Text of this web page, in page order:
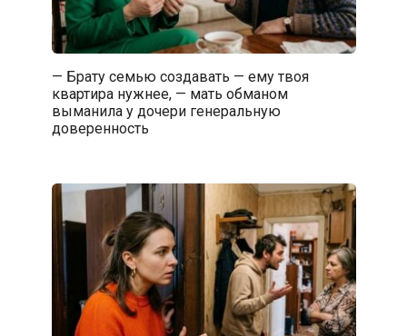
— Брату семью создавать — ему твоя
квартира нужнее, — мать обманом
выманила у дочери генеральную
доверенность